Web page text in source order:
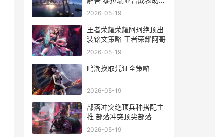
下载
2026-05-19
王者荣耀荣耀阿珂绝顶出
装铭文策略 王者荣耀阿哥
2026-05-19
鸣潮换取凭证全策略
2026-05-19
部落冲突绝顶兵种搭配主
推 部落冲突顶尖部落
2026-05-19